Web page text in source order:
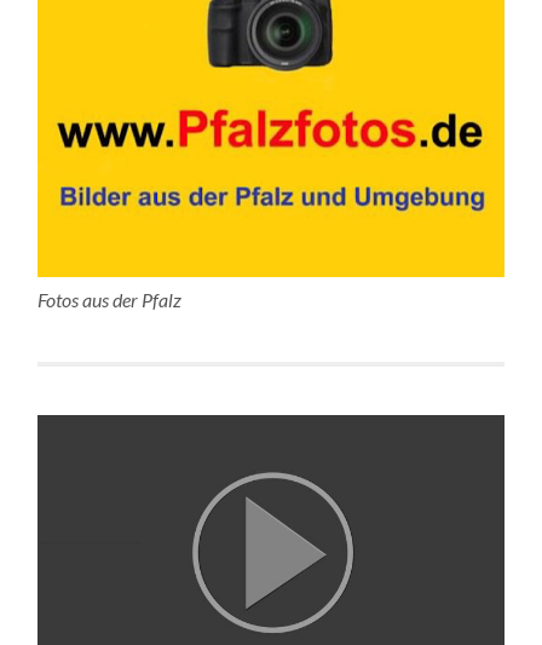
Fotos aus der Pfalz